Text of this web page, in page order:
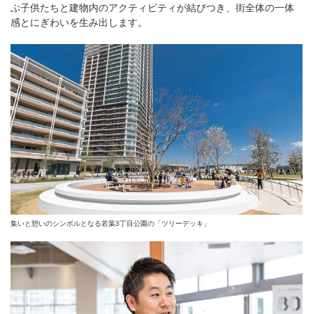
ぶ子供たちと建物内のアクティビティが結びつき、街全体の一体
感とにぎわいを生み出します。
集いと憩いのシンボルとなる若葉3丁目公園の「ツリーデッキ」